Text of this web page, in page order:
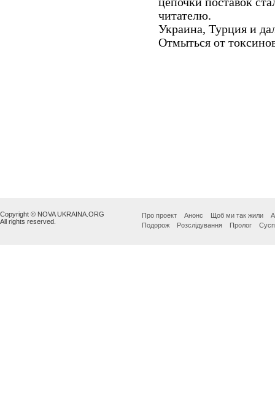
Copyright © NOVA UKRAINA.ORG
All rights reserved.
Про проект Анонс Щоб ми так жили
Подорож
Розслідування Пролог